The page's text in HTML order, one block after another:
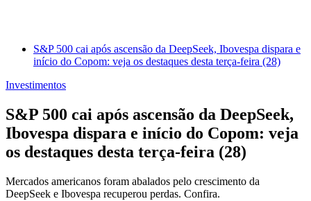
S&P 500 cai após ascensão da DeepSeek, Ibovespa dispara e
início do Copom: veja os destaques desta terça-feira (28)
Investimentos
S&P 500 cai após ascensão da DeepSeek,
Ibovespa dispara e início do Copom: veja
os destaques desta terça-feira (28)
Mercados americanos foram abalados pelo crescimento da
DeepSeek e Ibovespa recuperou perdas. Confira.